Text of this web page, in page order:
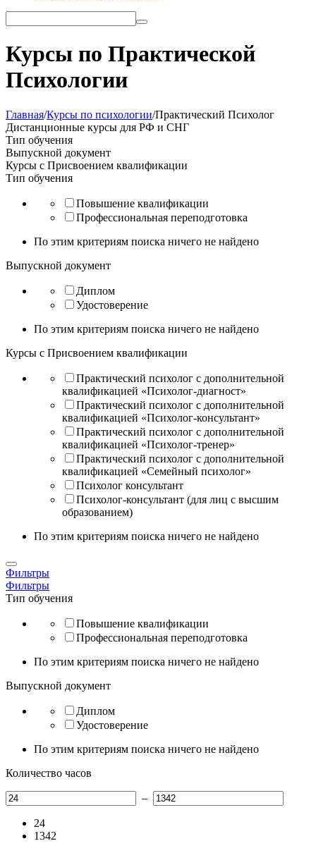
Курсы по Практической
Психологии
Главная/Курсы по психологии/Практический Психолог
Дистанционные курсы для РФ и СНГ
Тип обучения
Выпускной документ
Курсы с Присвоением квалификации
Тип обучения
Повышение квалификации
Профессиональная переподготовка
По этим критериям поиска ничего не найдено
Выпускной документ
Диплом
Удостоверение
По этим критериям поиска ничего не найдено
Курсы с Присвоением квалификации
Практический психолог с дополнительной
квалификацией «Психолог-диагност»
Практический психолог с дополнительной
квалификацией «Психолог-консультант»
Практический психолог с дополнительной
квалификацией «Психолог-тренер»
Практический психолог с дополнительной
квалификацией «Семейный психолог»
Психолог консультант
Психолог-консультант (для лиц с высшим
образованием)
По этим критериям поиска ничего не найдено
Фильтры
Фильтры
Тип обучения
Повышение квалификации
Профессиональная переподготовка
По этим критериям поиска ничего не найдено
Выпускной документ
Диплом
Удостоверение
По этим критериям поиска ничего не найдено
Количество часов
–
24
1342